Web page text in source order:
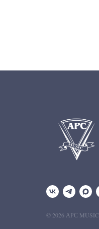
© 2026 АРС MUSIC